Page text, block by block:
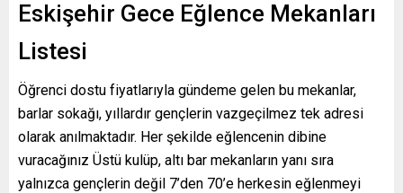
Eskişehir Gece Eğlence Mekanları
Listesi
Öğrenci dostu fiyatlarıyla gündeme gelen bu mekanlar,
barlar sokağı, yıllardır gençlerin vazgeçilmez tek adresi
olarak anılmaktadır. Her şekilde eğlencenin dibine
vuracağınız Üstü kulüp, altı bar mekanların yanı sıra
yalnızca gençlerin değil 7’den 70’e herkesin eğlenmeyi